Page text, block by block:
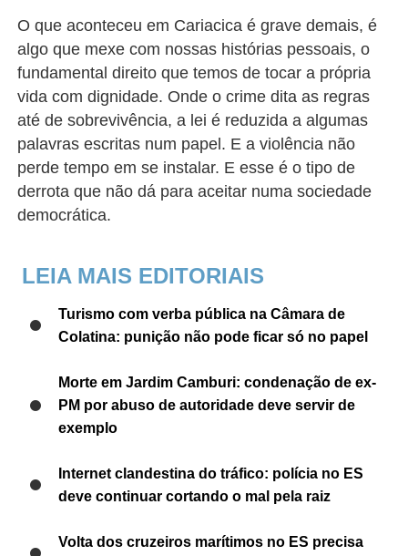
O que aconteceu em Cariacica é grave demais, é
algo que mexe com nossas histórias pessoais, o
fundamental direito que temos de tocar a própria
vida com dignidade. Onde o crime dita as regras
até de sobrevivência, a lei é reduzida a algumas
palavras escritas num papel. E a violência não
perde tempo em se instalar. E esse é o tipo de
derrota que não dá para aceitar numa sociedade
democrática.
LEIA MAIS EDITORIAIS
Turismo com verba pública na Câmara de
Colatina: punição não pode ficar só no papel
Morte em Jardim Camburi: condenação de ex-
PM por abuso de autoridade deve servir de
exemplo
Internet clandestina do tráfico: polícia no ES
deve continuar cortando o mal pela raiz
Volta dos cruzeiros marítimos no ES precisa